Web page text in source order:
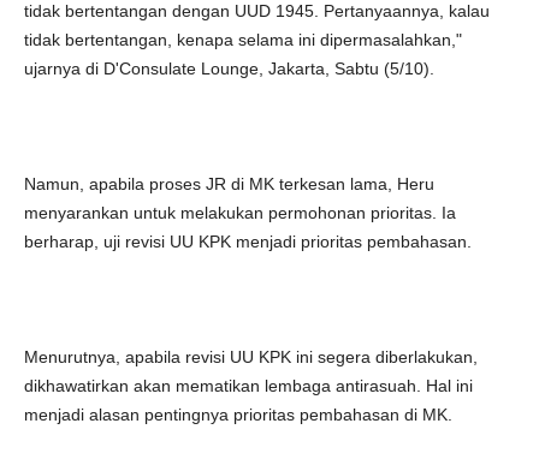
tidak bertentangan dengan UUD 1945. Pertanyaannya, kalau
tidak bertentangan, kenapa selama ini dipermasalahkan,"
ujarnya di D'Consulate Lounge, Jakarta, Sabtu (5/10).
Namun, apabila proses JR di MK terkesan lama, Heru
menyarankan untuk melakukan permohonan prioritas. Ia
berharap, uji revisi UU KPK menjadi prioritas pembahasan.
Menurutnya, apabila revisi UU KPK ini segera diberlakukan,
dikhawatirkan akan mematikan lembaga antirasuah. Hal ini
menjadi alasan pentingnya prioritas pembahasan di MK.